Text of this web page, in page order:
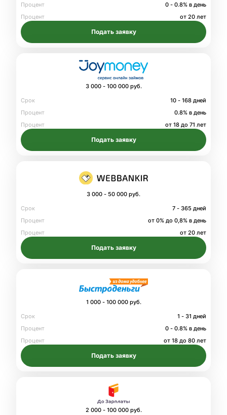
Процент
0 - 0.8% в день
Процент
от 20 лет
Подать заявку
3 000 - 100 000 руб.
Срок
10 - 168 дней
Процент
0.8% в день
Процент
от 18 до 71 лет
Подать заявку
3 000 - 50 000 руб.
Срок
7 - 365 дней
Процент
от 0% до 0,8% в день
Процент
от 20 лет
Подать заявку
1 000 - 100 000 руб.
Срок
1 - 31 дней
Процент
0 - 0.8% в день
Процент
от 18 до 80 лет
Подать заявку
2 000 - 100 000 руб.